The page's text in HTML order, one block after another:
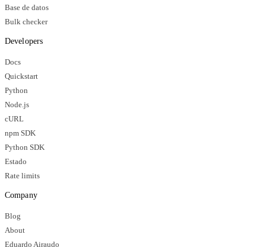
Base de datos
Bulk checker
Developers
Docs
Quickstart
Python
Node.js
cURL
npm SDK
Python SDK
Estado
Rate limits
Company
Blog
About
Eduardo Airaudo